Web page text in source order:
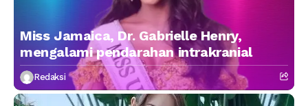
Miss Jamaica, Dr. Gabrielle Henry,
mengalami pendarahan intrakranial
Redaksi